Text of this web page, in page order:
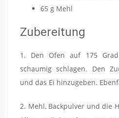
65 g Mehl
Zubereitung
1. Den Ofen auf 175
schaumig schlagen. Den
und das Ei hinzugeben.
2. Mehl, Backpulver und die